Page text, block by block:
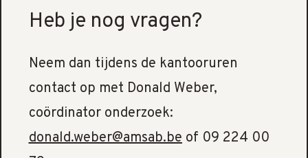
Heb je nog vragen?
Neem dan tijdens de kantooruren
contact op met Donald Weber,
coördinator onderzoek:
donald.weber@amsab.beof 09 224 00